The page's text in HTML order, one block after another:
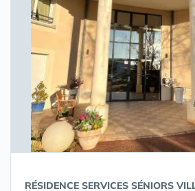
RÉSIDENCE SERVICES SÉNIORS